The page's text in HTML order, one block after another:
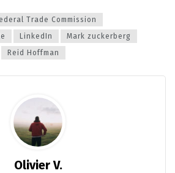
Trade Commission
LinkedIn
Mark zuckerberg
Reid Hoffman
Olivier V.